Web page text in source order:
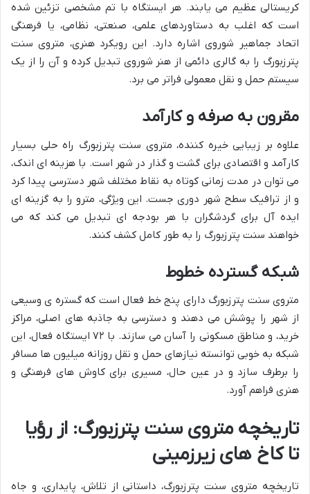
کریستالی عظیم می یابند. هر ایستگاه با تم مشخصی تزئین شده
است که اغلب به دستاوردهای علمی، صنعتی، نظامی، یا فرهنگی
اتحاد جماهیر شوروی اشاره دارد. این رویکرد هنری، متروی سنت
پترزبورگ را به گالری دائمی از هنر شوروی تبدیل کرده و آن را از یک
سیستم حمل و نقل معمولی فراتر می برد.
مقرون به صرفه و کارآمد
علاوه بر زیبایی خیره کننده، متروی سنت پترزبورگ راه حلی بسیار
کارآمد و اقتصادی برای گشت و گذار در شهر است. با هزینه ای اندک،
می توان در مدت زمانی کوتاه به نقاط مختلف شهر دسترسی پیدا کرد
و از ترافیک سطح شهر دوری جست. این ویژگی، مترو را به گزینه ای
ایده آل برای گردشگران با هر بودجه ای تبدیل می کند که می
خواهند سنت پترزبورگ را به طور کامل کشف کنند.
شبکه گسترده خطوط
متروی سنت پترزبورگ دارای پنج خط فعال است که گستره ی وسیعی
از شهر را پوشش می دهند و دسترسی به جاذبه های اصلی، مراکز
خرید، و مناطق مسکونی را آسان می سازند. با ۷۲ ایستگاه فعال، این
شبکه به خوبی توانسته نیازهای حمل و نقل روزانه میلیون ها مسافر
را برطرف سازد و در عین حال، مسیری برای کاوش های فرهنگی و
هنری فراهم آورد.
تاریخچه متروی سنت پترزبورگ: از رؤیا
تا کاخ های زیرزمینی
تاریخچه متروی سنت پترزبورگ، داستانی از تلاش، پایداری، و جاه